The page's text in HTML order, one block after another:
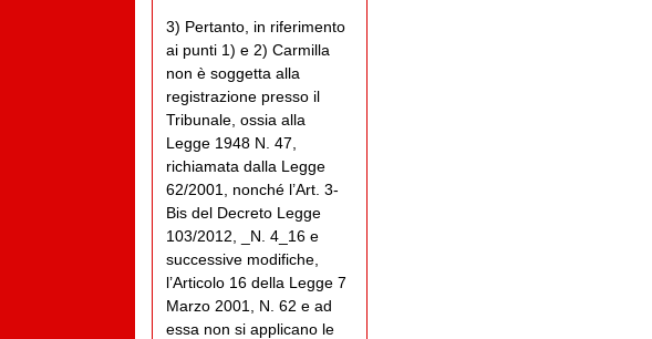
3) Pertanto, in riferimento
ai punti 1) e 2) Carmilla
non è soggetta alla
registrazione presso il
Tribunale, ossia alla
Legge 1948 N. 47,
richiamata dalla Legge
62/2001, nonché l’Art. 3-
Bis del Decreto Legge
103/2012, _N. 4_16 e
successive modifiche,
l’Articolo 16 della Legge 7
Marzo 2001, N. 62 e ad
essa non si applicano le